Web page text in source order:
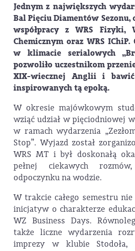
Jednym z największych
Bal Pięciu Diamentów
współpracy z WRS Fizyki,
Chemicznym oraz WRS IChiP.
w klimacie serialowych
pozwoliło uczestnikom
XIX-wiecznej Anglii i
inspirowanych tą epoką.
W okresie majówkowym
wziąć udział w pięciodniowej
w ramach wydarzenia
Stop”. Wyjazd został
WRS MT i był doskonałą
pełnej ciekawych
odpoczynku na wodzie.
W trakcie całego semestru
inicjatyw o charakterze
WZ Business Days.
także liczne wydarzenia
imprezy w klubie Stodoła,